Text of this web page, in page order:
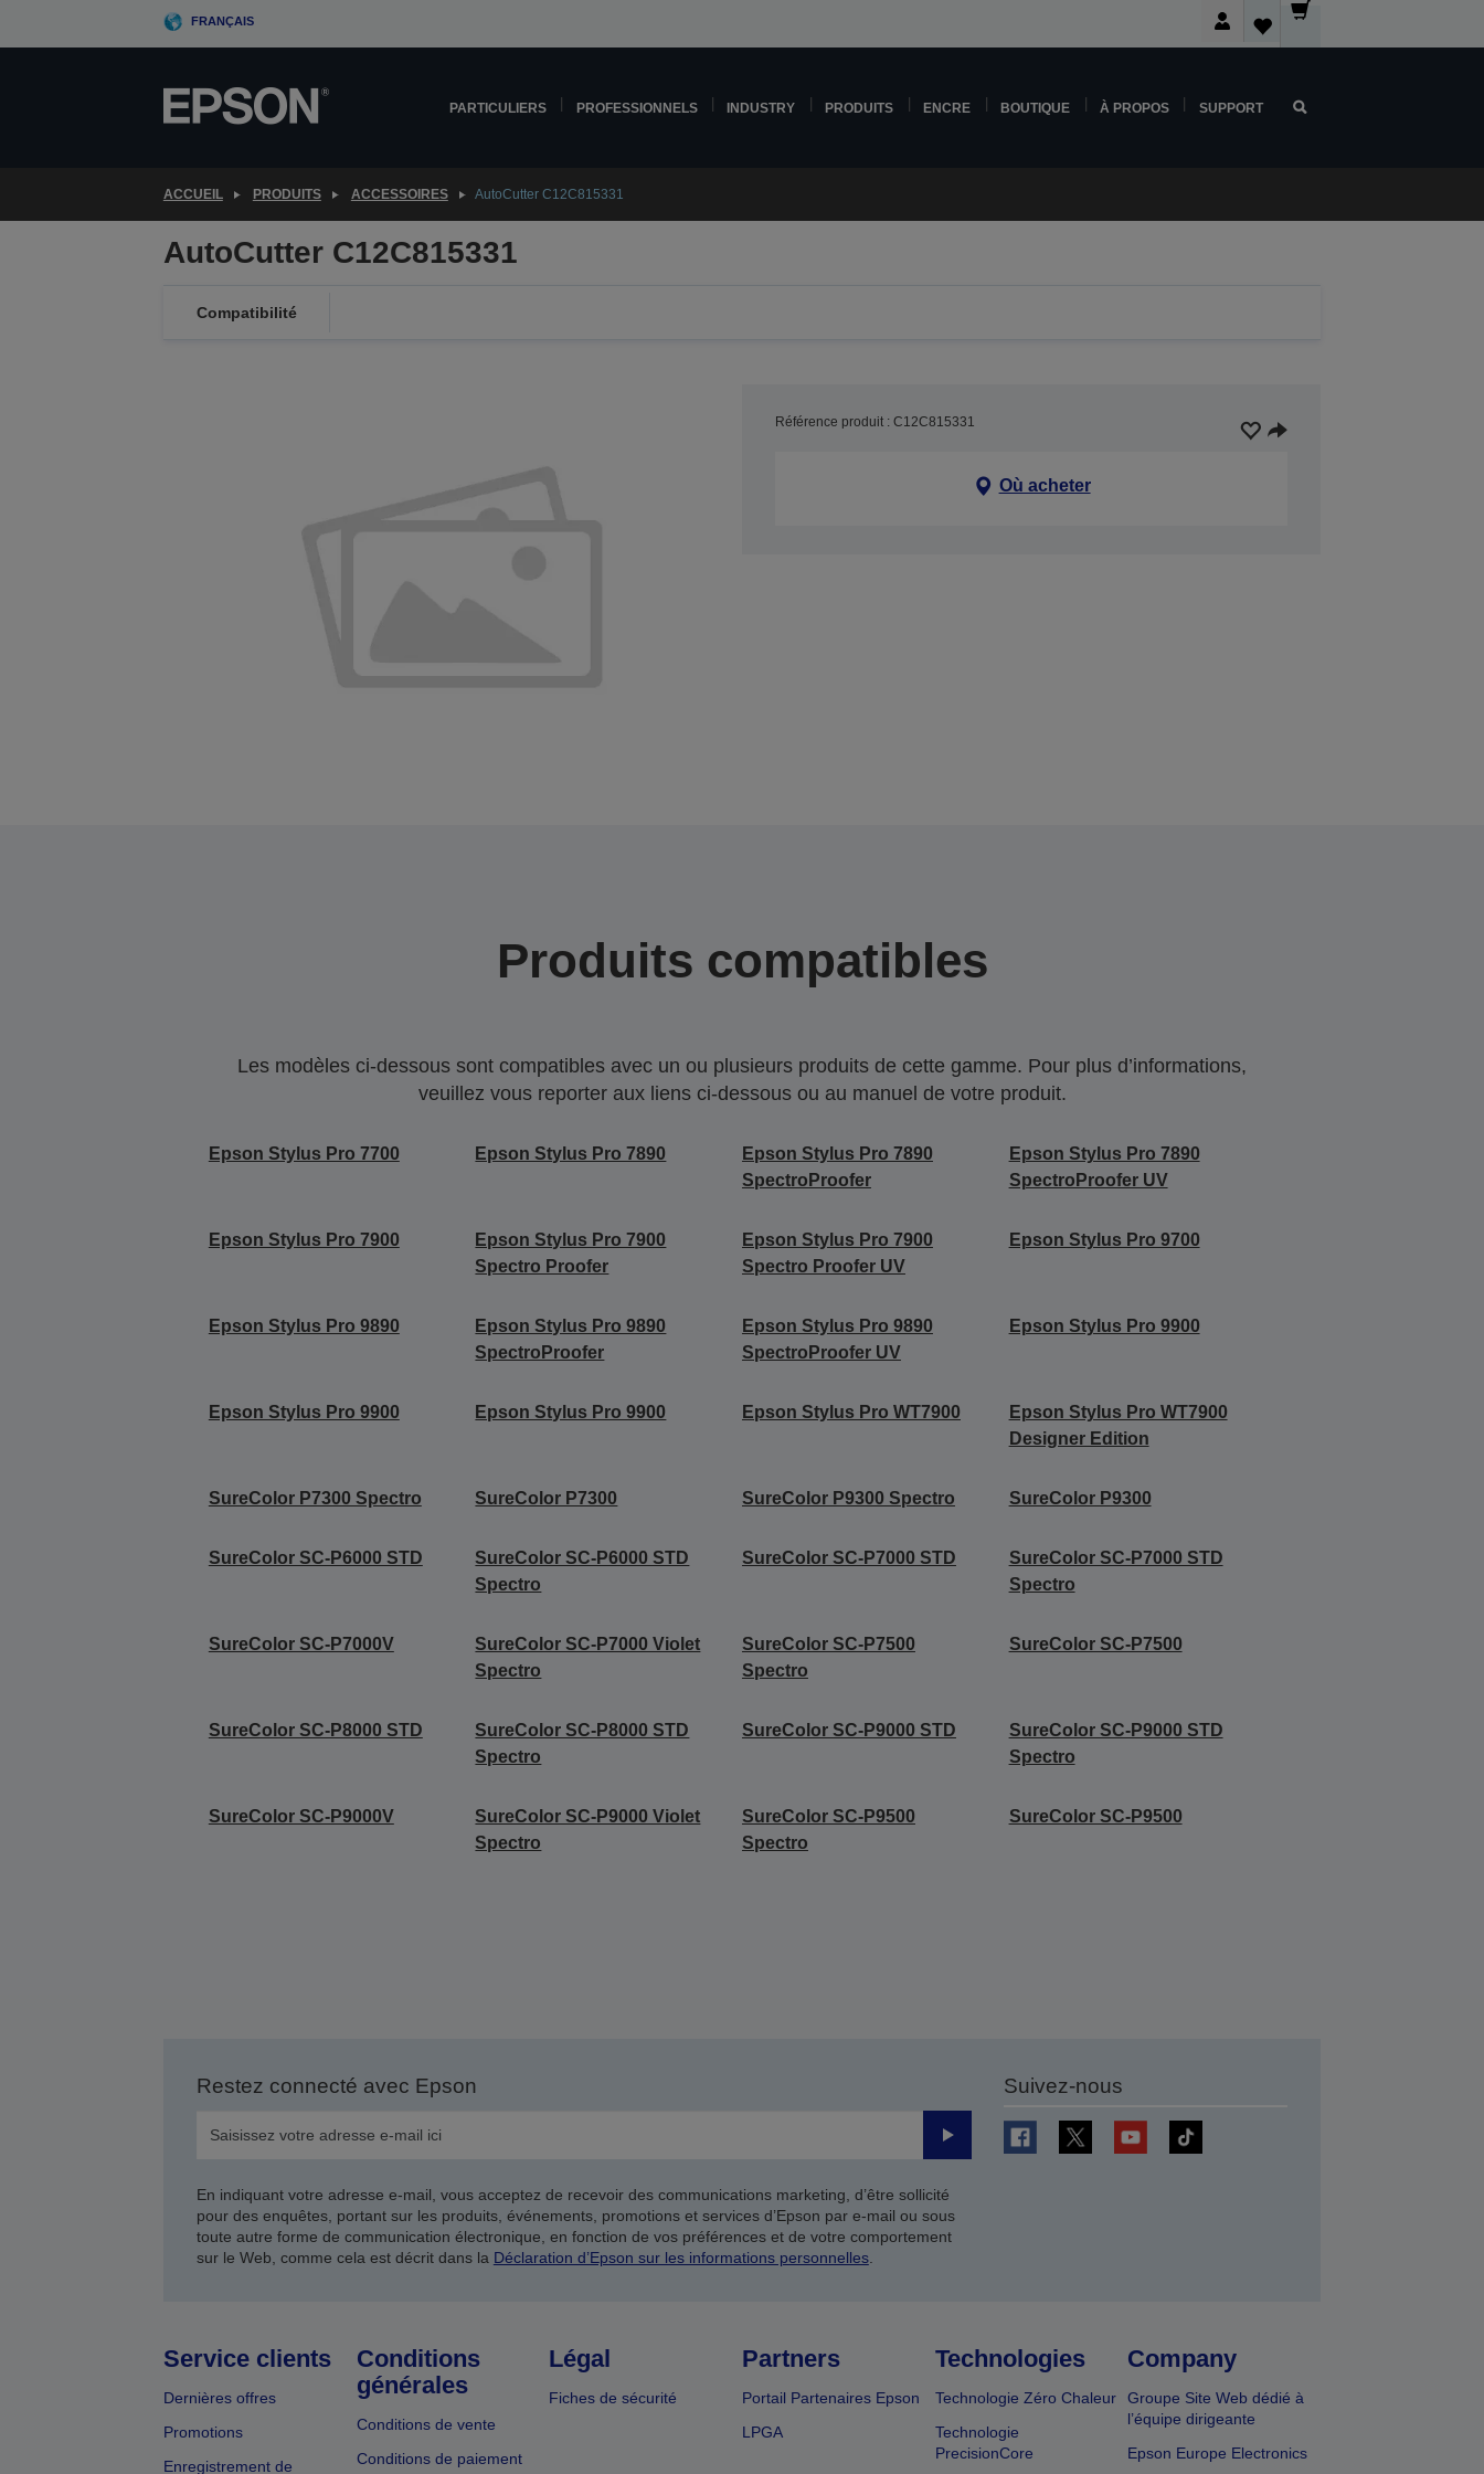
FRANÇAIS
PARTICULIERS PROFESSIONNELS INDUSTRY PRODUITS ENCRE BOUTIQUE À PROPOS SUPPORT
ACCUEIL PRODUITS ACCESSOIRES AutoCutter C12C815331
AutoCutter C12C815331
Compatibilité
Référence produit : C12C815331
Où acheter
Produits compatibles
Les modèles ci-dessous sont compatibles avec un ou plusieurs produits de cette gamme. Pour plus d’informations,
veuillez vous reporter aux liens ci-dessous ou au manuel de votre produit.
Epson Stylus Pro 7700 Epson Stylus Pro 7890
Epson Stylus Pro 7890
SpectroProofer
Epson Stylus Pro 7890
SpectroProofer UV
Epson Stylus Pro 7900
Epson Stylus Pro 7900
Spectro Proofer
Epson Stylus Pro 7900
Spectro Proofer UV
Epson Stylus Pro 9700
Epson Stylus Pro 9890
Epson Stylus Pro 9890
SpectroProofer
Epson Stylus Pro 9890
SpectroProofer UV
Epson Stylus Pro 9900
Epson Stylus Pro 9900 Epson Stylus Pro 9900 Epson Stylus Pro WT7900
Epson Stylus Pro WT7900
Designer Edition
SureColor P7300 Spectro SureColor P7300 SureColor P9300 Spectro SureColor P9300
SureColor SC-P6000 STD
SureColor SC-P6000 STD
Spectro
SureColor SC-P7000 STD
SureColor SC-P7000 STD
Spectro
SureColor SC-P7000V
SureColor SC-P7000 Violet
Spectro
SureColor SC-P7500
Spectro
SureColor SC-P7500
SureColor SC-P8000 STD
SureColor SC-P8000 STD
Spectro
SureColor SC-P9000 STD
SureColor SC-P9000 STD
Spectro
SureColor SC-P9000V
SureColor SC-P9000 Violet
Spectro
SureColor SC-P9500
Spectro
SureColor SC-P9500
Restez connecté avec Epson
Valider
En indiquant votre adresse e-mail, vous acceptez de recevoir des communications marketing, d’être sollicité
pour des enquêtes, portant sur les produits, événements, promotions et services d’Epson par e-mail ou sous
toute autre forme de communication électronique, en fonction de vos préférences et de votre comportement
sur le Web, comme cela est décrit dans la Déclaration d’Epson sur les informations personnelles.
Suivez-nous
Service clients
Dernières offres
Promotions
Enregistrement de
Conditions
générales
Conditions de vente
Conditions de paiement
Légal
Fiches de sécurité
Partners
Portail Partenaires Epson
LPGA
Technologies
Technologie Zéro Chaleur
Technologie
PrecisionCore
Company
Groupe Site Web dédié à
l’équipe dirigeante
Epson Europe Electronics